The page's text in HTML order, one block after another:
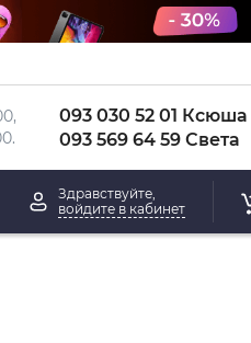
093 030 52 01 Ксюша
093 569 64 59 Света
Здравствуйте,
войдите в кабинет